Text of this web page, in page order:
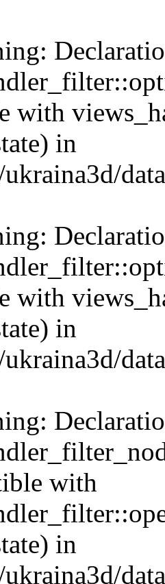
with
in
with
in
with
in